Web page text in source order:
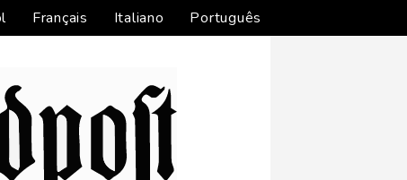
Français Italiano Português